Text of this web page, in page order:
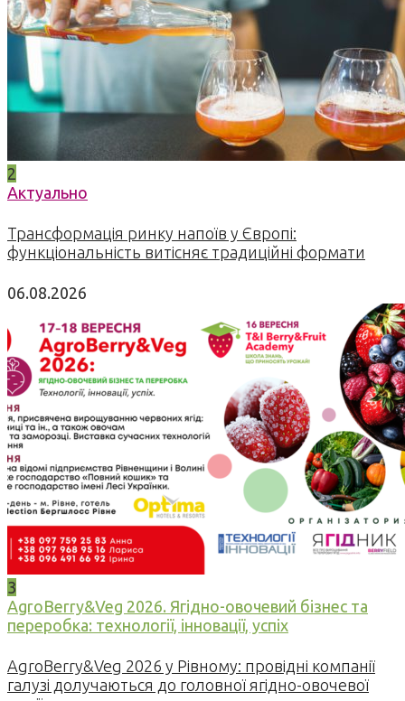
2
Актуально
Трансформація ринку напоїв у Європі:
функціональність витісняє традиційні формати
06.08.2026
3
AgroBerry&Veg 2026. Ягідно-овочевий бізнес та
переробка: технології, інновації, успіх
AgroBerry&Veg 2026 у Рівному: провідні компанії
галузі долучаються до головної ягідно-овочевої